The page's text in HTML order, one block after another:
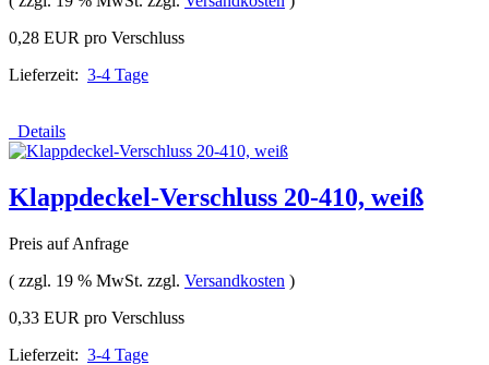
0,28 EUR pro Verschluss
Lieferzeit: 3-4 Tage
Details
Klappdeckel-Verschluss 20-410, weiß
Preis auf Anfrage
( zzgl. 19 % MwSt. zzgl. Versandkosten )
0,33 EUR pro Verschluss
Lieferzeit: 3-4 Tage